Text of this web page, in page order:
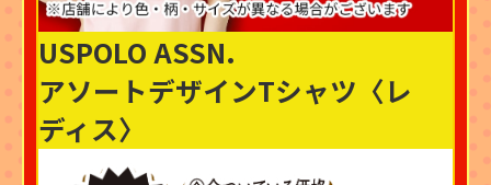
USPOLO ASSN.
アソートデザインTシャツ〈レ
ディス〉